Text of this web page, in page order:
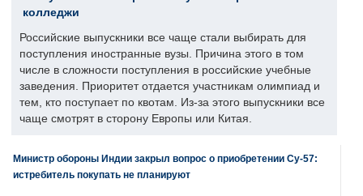
колледжи
Российские выпускники все чаще стали выбирать для
поступления иностранные вузы. Причина этого в том
числе в сложности поступления в российские учебные
заведения. Приоритет отдается участникам олимпиад и
тем, кто поступает по квотам. Из-за этого выпускники все
чаще смотрят в сторону Европы или Китая.
Министр обороны Индии закрыл вопрос о приобретении Су-57:
истребитель покупать не планируют